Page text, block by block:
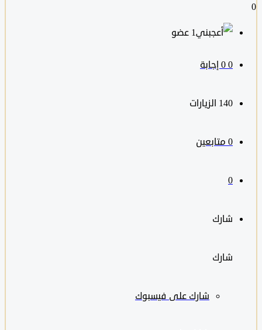
‫1 عضو
140 الزيارات
متابعين
شارك
شارك على فيسبوك